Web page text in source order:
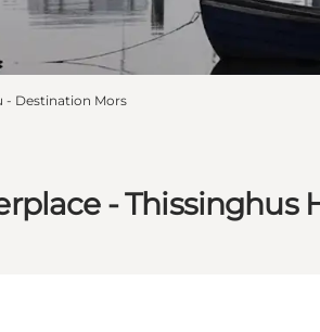
- Thissinghus
- Destination Mors